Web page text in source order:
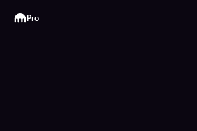
Kraken
Pro